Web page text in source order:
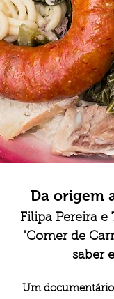
Da origem
Filipa Pereira e
"Comer de
saber
Um documentário